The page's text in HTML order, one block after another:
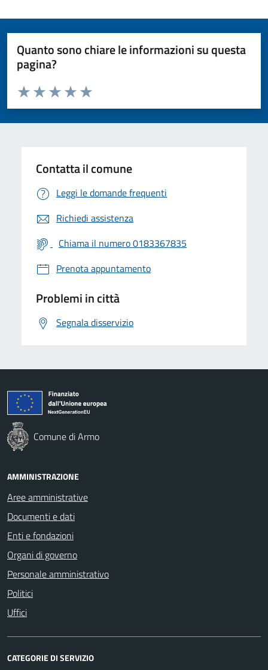
Quanto sono chiare le informazioni su questa
pagina?
Valuta da 1 a 5 stelle la pagina
Valuta 5 stelle su 5
Valuta 4 stelle su 5
Valuta 3 stelle su 5
Valuta 2 stelle su 5
Valuta 1 stelle su 5
Contatta il comune
Leggi le domande frequenti
Richiedi assistenza
Chiama il numero 0183367835
Prenota appuntamento
Problemi in città
Segnala disservizio
Comune di Armo
AMMINISTRAZIONE
Aree amministrative
Documenti e dati
Enti e fondazioni
Organi di governo
Personale amministrativo
Politici
Uffici
CATEGORIE DI SERVIZIO